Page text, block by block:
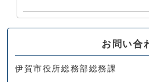
お問い合
伊賀市役所総務部総務課